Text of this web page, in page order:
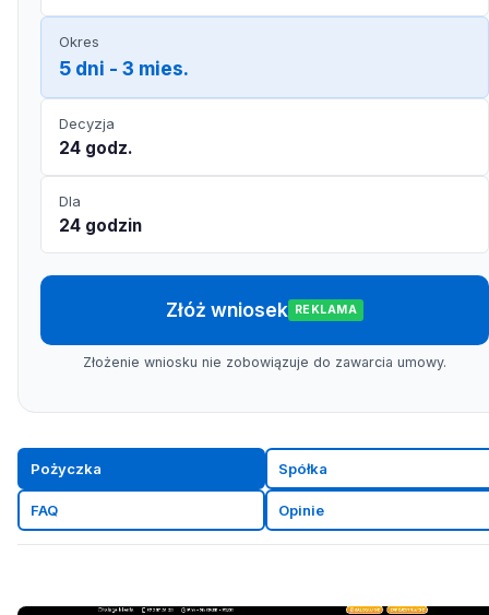
Okres
5 dni - 3 mies.
Decyzja
24 godz.
Dla
24 godzin
Złóż wniosek REKLAMA
Złożenie wniosku nie zobowiązuje do zawarcia umowy.
Pożyczka Spółka
FAQ Opinie